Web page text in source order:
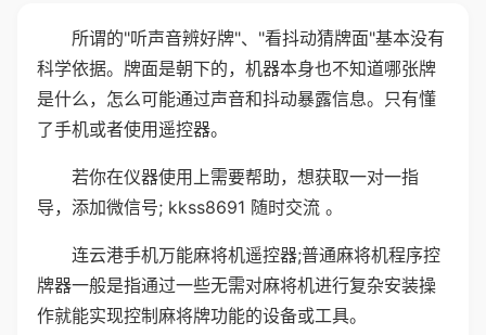
所谓的"听声音辨好牌"、"看抖动猜牌面"基本没有
科学依据。牌面是朝下的，机器本身也不知道哪张牌
是什么，怎么可能通过声音和抖动暴露信息。只有懂
了手机或者使用遥控器。
若你在仪器使用上需要帮助，想获取一对一指
导，添加微信号; kkss8691 随时交流 。
连云港手机万能麻将机遥控器;普通麻将机程序控
牌器一般是指通过一些无需对麻将机进行复杂安装操
作就能实现控制麻将牌功能的设备或工具。